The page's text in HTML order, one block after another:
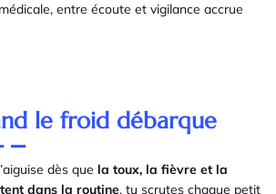
entre écoute et vigilance accrue
le froid débarque
dès que la toux, la fièvre et la
dans la routine, tu scrutes chaque petit